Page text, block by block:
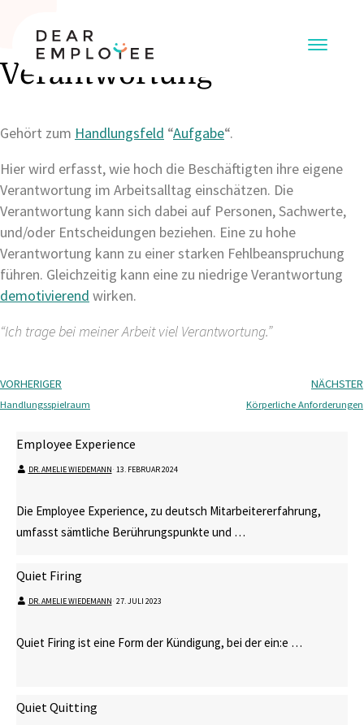
Verantwortung
Gehört zum Handlungsfeld “Aufgabe“.
Hier wird erfasst, wie hoch die Beschäftigten ihre eigene
Verantwortung im Arbeitsalltag einschätzen. Die
Verantwortung kann sich dabei auf Personen, Sachwerte,
und/oder Entscheidungen beziehen. Eine zu hohe
Verantwortung kann zu einer starken Fehlbeanspruchung
führen. Gleichzeitig kann eine zu niedrige Verantwortung
demotivierend wirken.
“Ich trage bei meiner Arbeit viel Verantwortung.”
VORHERIGER
Handlungsspielraum
NÄCHSTER
Körperliche Anforderungen
Employee Experience
DR. AMELIE WIEDEMANN⋅ 13. FEBRUAR 2024
Die Employee Experience, zu deutsch Mitarbeitererfahrung,
umfasst sämtliche Berührungspunkte und …
Quiet Firing
DR. AMELIE WIEDEMANN⋅ 27. JULI 2023
Quiet Firing ist eine Form der Kündigung, bei der ein:e …
Quiet Quitting